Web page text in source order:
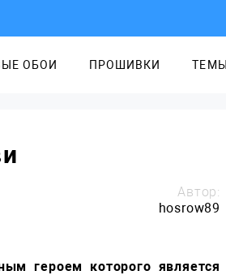
ОБОИ ПРОШИВКИ ТЕМЫ
Автор:
hosrow89
героем которого является